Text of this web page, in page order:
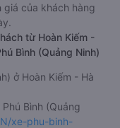
của khách hàng
từ Hoàn Kiếm -
Bình (Quảng Ninh)
ở Hoàn Kiếm - Hà
Bình (Quảng
xe-phu-binh-